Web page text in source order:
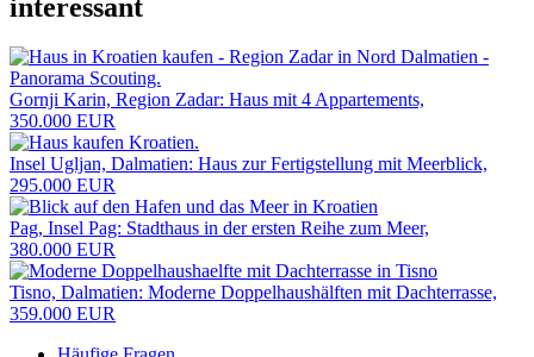
interessant
Gornji Karin, Region Zadar: Haus mit 4 Appartements,
350.000 EUR
Insel Ugljan, Dalmatien: Haus zur Fertigstellung mit Meerblick,
295.000 EUR
Pag, Insel Pag: Stadthaus in der ersten Reihe zum Meer,
380.000 EUR
Tisno, Dalmatien: Moderne Doppelhaushälften mit Dachterrasse,
359.000 EUR